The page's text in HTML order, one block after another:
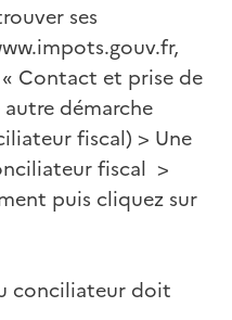
ses
Contact et prise de
autre démarche
fiscal) > Une
fiscal >
puis cliquez sur
conciliateur doit